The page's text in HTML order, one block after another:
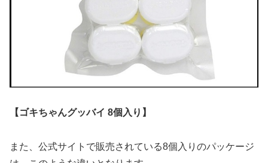
【ゴキちゃんグッバイ 8個入り】
また、公式サイトで販売されている8個入りのパッケージ